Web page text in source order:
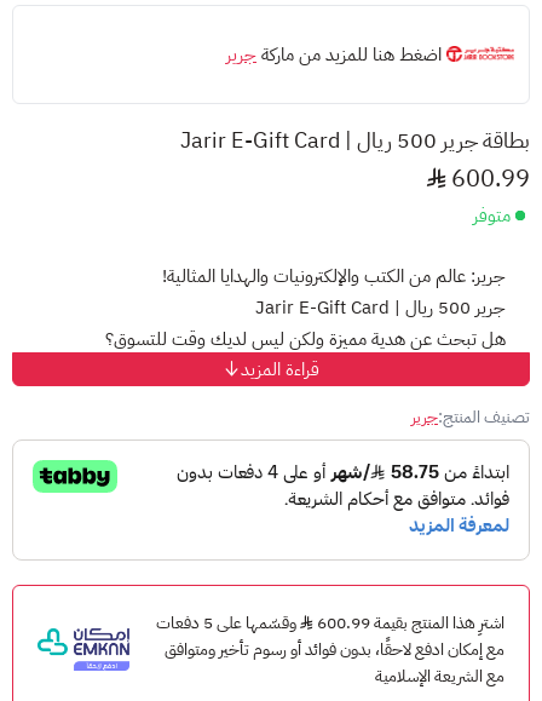
اضغط هنا للمزيد من ماركةجرير
بطاقة جرير 500 ريال | Jarir E-Gift Card
600.99
متوفر
جرير: عالم من الكتب والإلكترونيات والهدايا المثالية!
جرير 500 ريال | Jarir E-Gift Card
هل تبحث عن هدية مميزة ولكن ليس لديك وقت للتسوق؟
ما هي بطاقة جرير للهدايا؟
بطاقة جرير للهدايا الإلكترونية هي رمز رقمي يمكنك استخدامه للدفع
عند شراء أي منتجات في معارض جرير أو موقع جرير الإلكتروني أو تطبيق
جرير على الأجهزة الذكية.
بطاقة هدايا قابلة للشحن بقيم مختلفة.
يمكن استخدامها لشراء أي منتجات من معارض جرير أو موقع جرير
الإلكتروني.
الهدية المثالية لكل مناسبة.
قراءة المزيد
تصنيف المنتج:جرير
اشترِ هذا المنتج بقيمة 600.99
وقسّمها على 5 دفعات
مع إمكان ادفع لاحقًا، بدون فوائد أو رسوم تأخير ومتوافق
مع الشريعة الإسلامية